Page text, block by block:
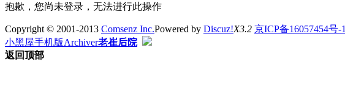
抱歉，您尚未登录，无法进行此操作
Copyright © 2001-2013 Comsenz Inc.Powered by Discuz!X3.2 京ICP备16057454号-1
小黑屋手机版Archiver老崔后院
返回顶部